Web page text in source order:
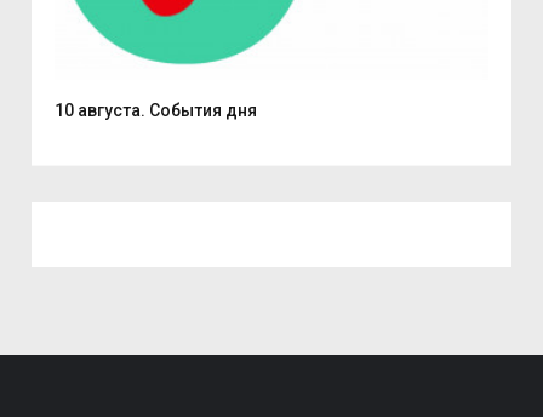
10 августа. События дня